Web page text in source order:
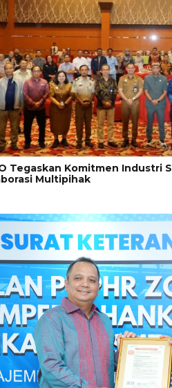
Tegaskan Komitmen Industri
Multipihak